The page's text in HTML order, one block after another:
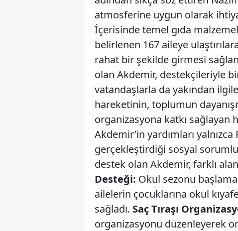
atmosferine uygun olarak
İçerisinde temel gıda
belirlenen 167 aileye
rahat bir şekilde girmesi
olan Akdemir, destekçileriyle
vatandaşlarla da yakından
hareketinin, toplumun
organizasyona katkı sağlayan
Akdemir’in yardımları yalnızca
gerçekleştirdiği sosyal
destek olan Akdemir, farklı
Desteği: Okul sezonu
ailelerin çocuklarına okul
sağladı. Saç Tıraşı
organizasyonu düzenleyerek